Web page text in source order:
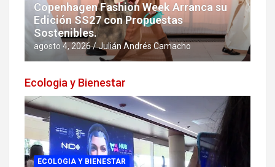
Copenhagen Fashion Week Arranca su
Edición SS27 con Propuestas
Sostenibles.
agosto 4, 2026 Julián Andrés Camacho
Ecologia y Bienestar
ECOLOGIA Y BIENESTAR